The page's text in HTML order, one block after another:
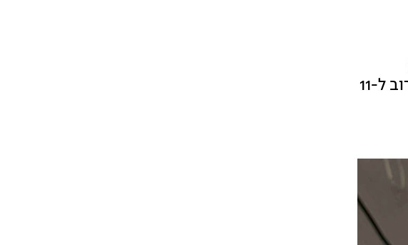
באוסטרליה. ההליך היקר התאפשר אודות לקמפיין מימון המונים שהצליח לגייס קרוב ל-11